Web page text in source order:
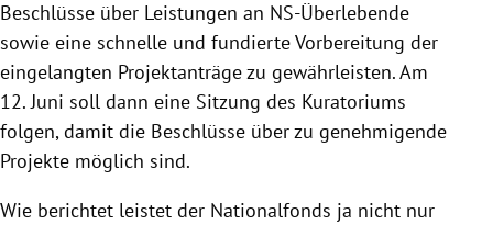
Beschlüsse über Leistungen an NS-Überlebende
sowie eine schnelle und fundierte Vorbereitung der
eingelangten Projektanträge zu gewährleisten.Am
12. Juni soll dann eine Sitzung des Kuratoriums
folgen, damit die Beschlüsse über zu genehmigende
Projekte möglich sind.
Wie berichtet leistet der Nationalfonds ja nicht nur